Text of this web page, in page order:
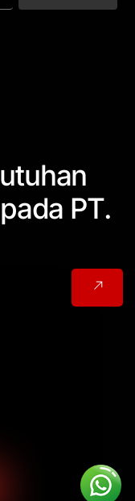
PT.